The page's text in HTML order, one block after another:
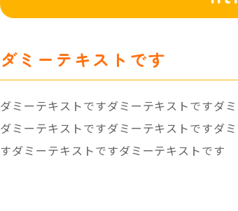
ダミーテキストです
ダミーテキストですダミーテキストですダ
ダミーテキストですダミーテキストですダ
すダミーテキストですダミーテキストです